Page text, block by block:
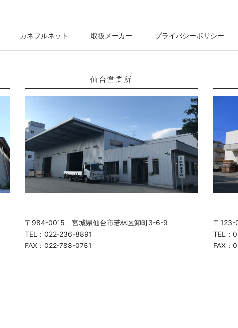
カネフルネット 取扱メーカー プライバシーポリシー
仙台営業所
〒984-0015 宮城県仙台市若林区卸町3-6-9
TEL：022-236-8891
FAX：022-788-0751
〒123-
TEL：
FAX：